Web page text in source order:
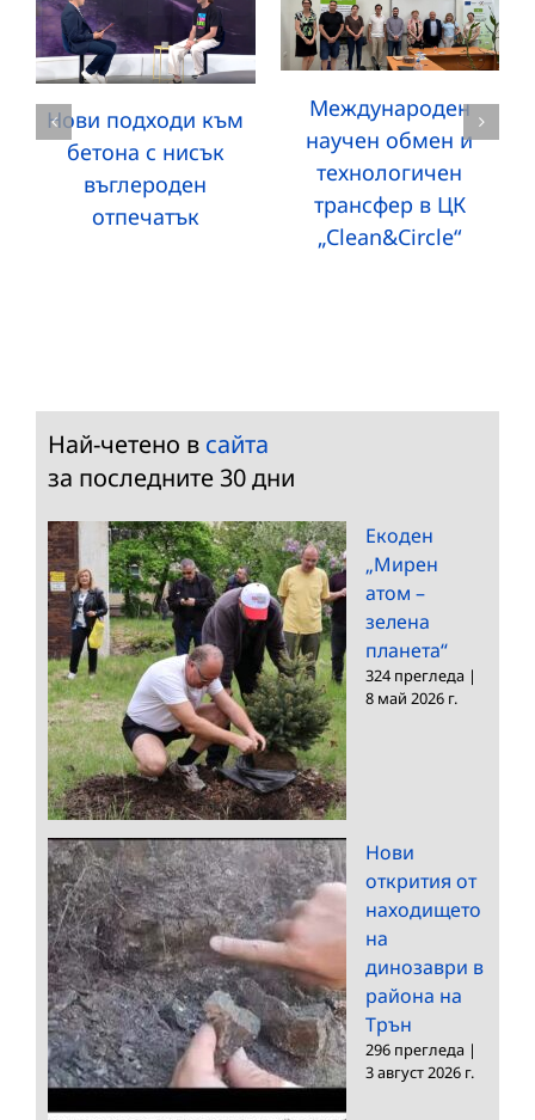
Нови подходи към
бетона с нисък
въглероден
отпечатък
Международен
научен обмен и
технологичен
трансфер в ЦК
„Clean&Circle“
Най-четено в сайта
за последните 30 дни
Екоден
„Мирен
атом –
зелена
планета“
324 прегледа |
8 май 2026 г.
Нови
открития от
находището
на
динозаври в
района на
Трън
296 прегледа |
3 август 2026 г.